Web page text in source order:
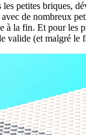
petites briques,
avec de nombreux
la fin. Et pour les
valide (et malgré le